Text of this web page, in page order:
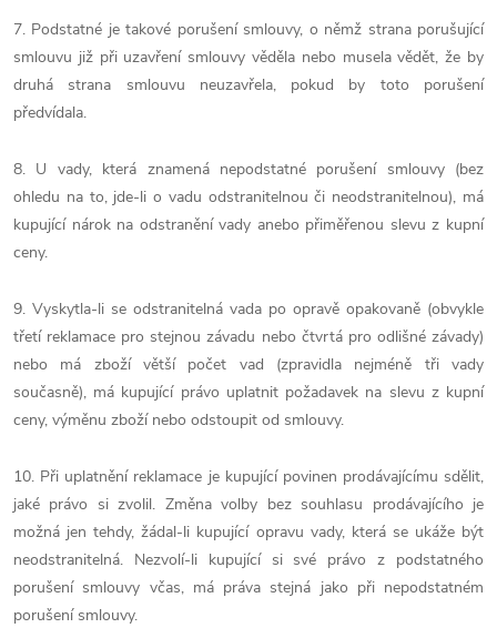
7. Podstatné je takové porušení smlouvy, o němž strana porušující
smlouvu již při uzavření smlouvy věděla nebo musela vědět, že by
druhá strana smlouvu neuzavřela, pokud by toto porušení
předvídala.
8. U vady, která znamená nepodstatné porušení smlouvy (bez
ohledu na to, jde-li o vadu odstranitelnou či neodstranitelnou), má
kupující nárok na odstranění vady anebo přiměřenou slevu z kupní
ceny.
9. Vyskytla-li se odstranitelná vada po opravě opakovaně (obvykle
třetí reklamace pro stejnou závadu nebo čtvrtá pro odlišné závady)
nebo má zboží větší počet vad (zpravidla nejméně tři vady
současně), má kupující právo uplatnit požadavek na slevu z kupní
ceny, výměnu zboží nebo odstoupit od smlouvy.
10. Při uplatnění reklamace je kupující povinen prodávajícímu sdělit,
jaké právo si zvolil. Změna volby bez souhlasu prodávajícího je
možná jen tehdy, žádal-li kupující opravu vady, která se ukáže být
neodstranitelná. Nezvolí-li kupující si své právo z podstatného
porušení smlouvy včas, má práva stejná jako při nepodstatném
porušení smlouvy.